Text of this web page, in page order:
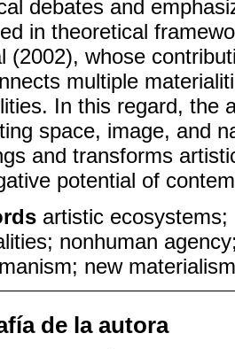
debates and
in theoretical
(2002), whose
multiple
In this regard, the
space, image, and
and transforms
potential of
artistic
nonhuman
new
de la autora